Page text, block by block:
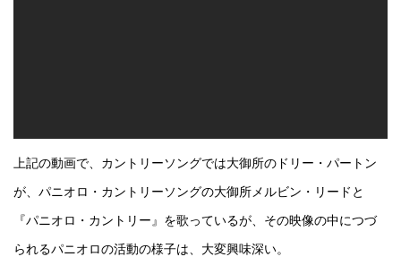
上記の動画で、カントリーソングでは大御所のドリー・パートン
が、パニオロ・カントリーソングの大御所メルビン・リードと
『パニオロ・カントリー』を歌っているが、その映像の中につづ
られるパニオロの活動の様子は、大変興味深い。